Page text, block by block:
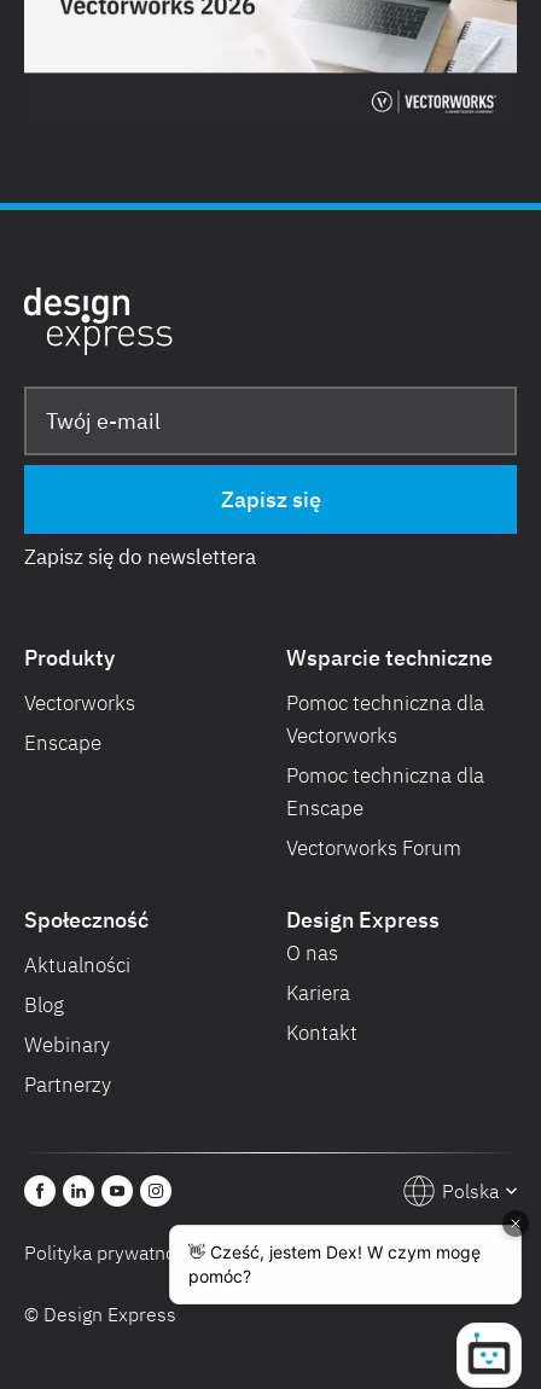
Do wszystkich webinarów
Zapisz się do newslettera
Produkty
Vectorworks
Enscape
Wsparcie techniczne
Pomoc techniczna dla
Vectorworks
Pomoc techniczna dla
Enscape
Vectorworks Forum
Społeczność
Aktualności
Blog
Webinary
Partnerzy
Design Express
O nas
Kariera
Kontakt
© Design Express
Polityka prywatności Warunki sprzedaży
Polska